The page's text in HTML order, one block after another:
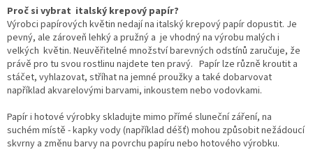
Proč si vybrat italský krepový papír?
Výrobci papírových květin nedají na italský krepový papír dopustit. Je
pevný, ale zároveň lehký a pružný a je vhodný na výrobu malých i
velkých květin. Neuvěřitelné množství barevných odstínů zaručuje, že
právě pro tu svou rostlinu najdete ten pravý. Papír lze různě kroutit a
stáčet, vyhlazovat, stříhat na jemné proužky a také dobarvovat
například akvarelovými barvami, inkoustem nebo vodovkami.
Papír i hotové výrobky skladujte mimo přímé sluneční záření, na
suchém místě - kapky vody (například déšť) mohou způsobit nežádoucí
skvrny a změnu barvy na povrchu papíru nebo hotového výrobku.